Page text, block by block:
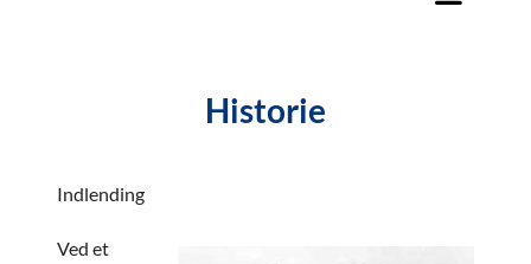
Historie
Indlending
Ved et